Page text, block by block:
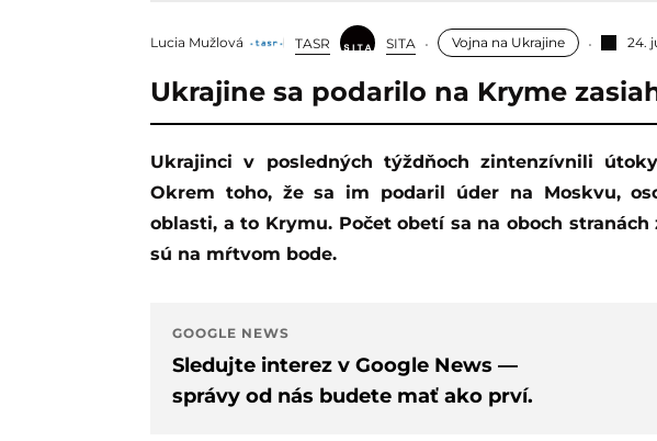
Lucia Mužlová TASR SITA Vojna na Ukrajine 24.
Ukrajine sa podarilo na Kryme
Ukrajinci v posledných týždňoch zintenzívnili útoky hlboko na území Ruska.
Okrem toho, že sa im podaril úder na Moskvu,
oblasti, a to Krymu. Počet obetí sa na oboch
sú na mŕtvom bode.
GOOGLE NEWS
Sledujte interez v Google News —
správy od nás budete mať ako prví.